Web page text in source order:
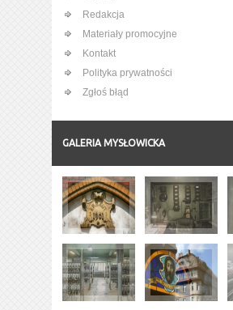
Redakcja
Materiały promocyjne
Kontakt
Polityka prywatności
Zgłoś błąd
GALERIA MYSŁOWICKA